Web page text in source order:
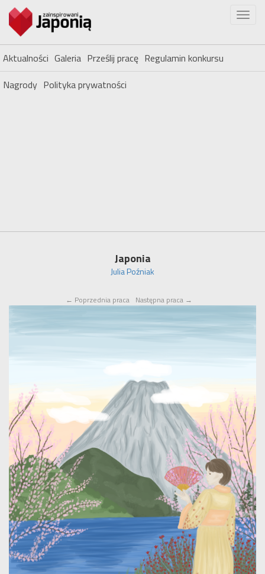
Aktualności Galeria Prześlij pracę Regulamin konkursu
Nagrody Polityka prywatności
Japonia
Julia Poźniak
← Poprzednia praca Następna praca →